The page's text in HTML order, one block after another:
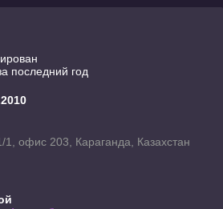
последний год
1, офис 203, Караганда, Казахстан